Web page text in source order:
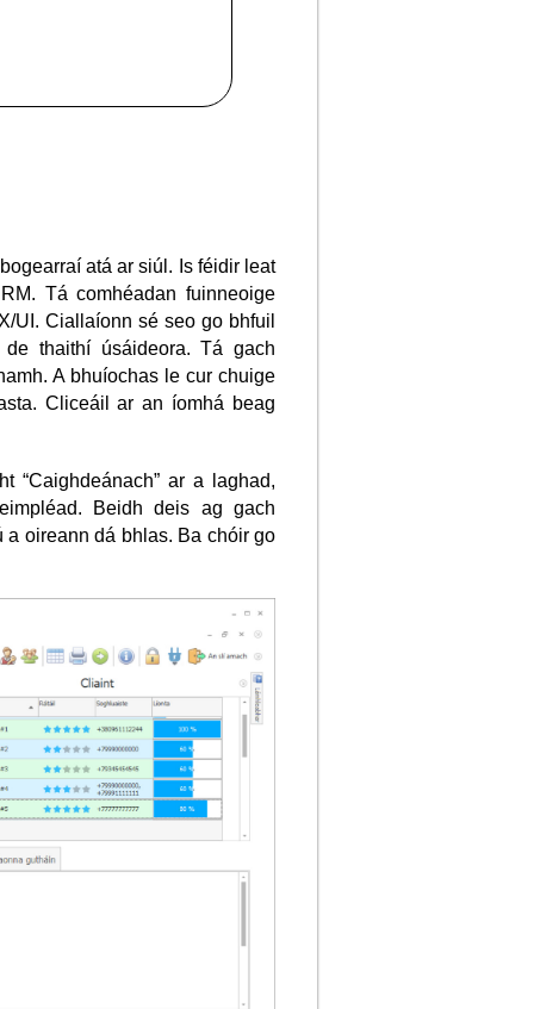
atá ar siúl. Is féidir leat
Tá comhéadan fuinneoige
UI. Ciallaíonn sé seo go bhfuil
thaithí úsáideora. Tá gach
A bhuíochas le cur chuige
Cliceáil ar an íomhá beag
“Caighdeánach” ar a laghad,
Beidh deis ag gach
oireann dá bhlas. Ba chóir go